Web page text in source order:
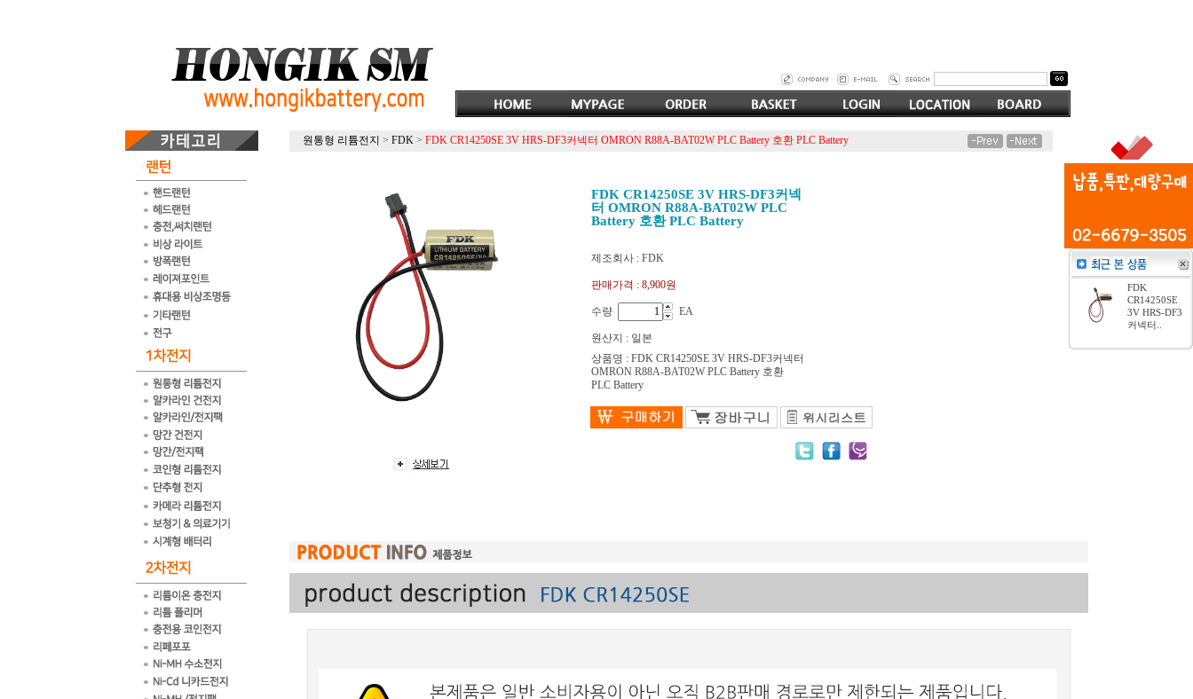
원통형 리튬전지 > FDK > FDK CR14250SE 3V HRS-DF3커넥터 OMRON R88A-BAT02W PLC Battery 호환 PLC Battery
FDK CR14250SE 3V HRS-DF3커넥
터 OMRON R88A-BAT02W PLC
Battery 호환 PLC Battery
제조회사 : FDK
판매가격 : 8,900원
수량 EA
원산지 : 일본
상품명 : FDK CR14250SE 3V HRS-DF3커넥터
OMRON R88A-BAT02W PLC Battery 호환
PLC Battery
FDK
CR14250SE
3V HRS-DF3
커넥터..